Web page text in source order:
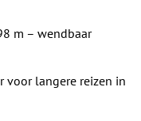
m – wendbaar
voor langere reizen in